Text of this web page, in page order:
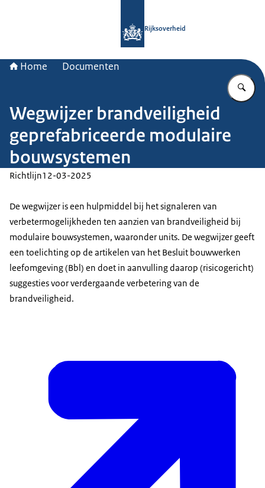
Rijksoverheid
Home Documenten
Wegwijzer brandveiligheid
geprefabriceerde modulaire
bouwsystemen
Richtlijn12-03-2025
De wegwijzer is een hulpmiddel bij het signaleren van
verbetermogelijkheden ten aanzien van brandveiligheid bij
modulaire bouwsystemen, waaronder units. De wegwijzer geeft
een toelichting op de artikelen van het Besluit bouwwerken
leefomgeving (Bbl) en doet in aanvulling daarop (risicogericht)
suggesties voor verdergaande verbetering van de
brandveiligheid.